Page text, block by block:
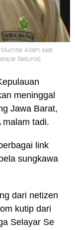
Muchtar Adam saat
Sedunia)
meninggal
Jawa Barat,
malam tadi.
link
sungkawa
dari netizen
kutip dari
Selayar Se